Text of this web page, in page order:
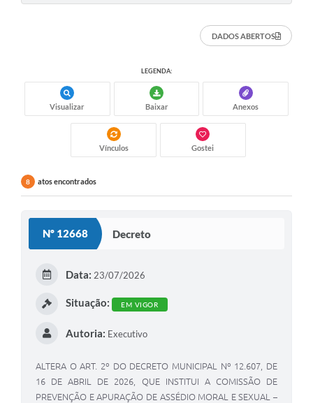
DADOS ABERTOS
LEGENDA:
Visualizar Baixar Anexos
Vínculos Gostei
8 atos encontrados
Nº 12668 Decreto
Data: 23/07/2026
Situação: EM VIGOR
Autoria: Executivo
ALTERA O ART. 2º DO DECRETO MUNICIPAL Nº 12.607, DE
16 DE ABRIL DE 2026, QUE INSTITUI A COMISSÃO DE
PREVENÇÃO E APURAÇÃO DE ASSÉDIO MORAL E SEXUAL –